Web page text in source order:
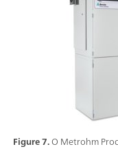
Figure 7.O Metrohm